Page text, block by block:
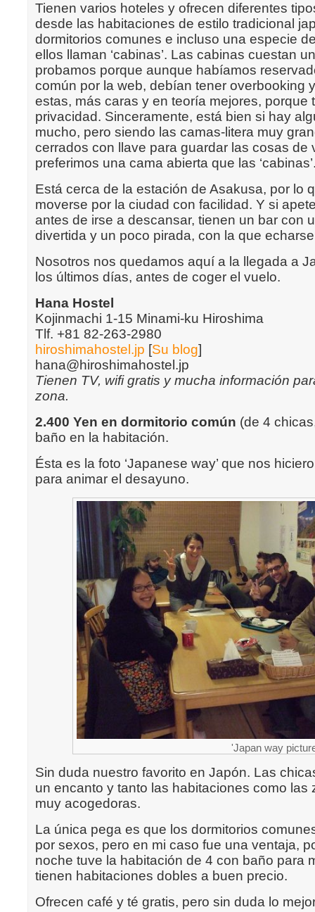
Tienen varios hoteles y ofrecen diferentes
desde las habitaciones de estilo tradicional
dormitorios comunes e incluso una especie
ellos llaman ‘cabinas’. Las cabinas cuestan
probamos porque aunque habíamos
común por la web, debían tener overbooking
estas, más caras y en teoría mejores, porque
privacidad. Sinceramente, está bien si hay
mucho, pero siendo las camas-litera muy
cerrados con llave para guardar las cosas de
preferimos una cama abierta que las
Está cerca de la estación de Asakusa, por lo
moverse por la ciudad con facilidad. Y si
antes de irse a descansar, tienen un bar con
divertida y un poco pirada, con la que
Nosotros nos quedamos aquí a la llegada a
los últimos días, antes de coger el vuelo.
Hana Hostel
Kojinmachi 1-15 Minami-ku Hiroshima
Tlf. +81 82-263-2980
hiroshimahostel.jp [Su blog]
hana@hiroshimahostel.jp
Tienen TV, wifi gratis y mucha información
zona.
2.400 Yen en dormitorio común (de 4
baño en la habitación.
Ésta es la foto ‘Japanese way’ que nos
para animar el desayuno.
'Japan way
Sin duda nuestro favorito en Japón. Las
un encanto y tanto las habitaciones como las
muy acogedoras.
La única pega es que los dormitorios
por sexos, pero en mi caso fue una ventaja,
noche tuve la habitación de 4 con baño para
tienen habitaciones dobles a buen precio.
Ofrecen café y té gratis, pero sin duda lo